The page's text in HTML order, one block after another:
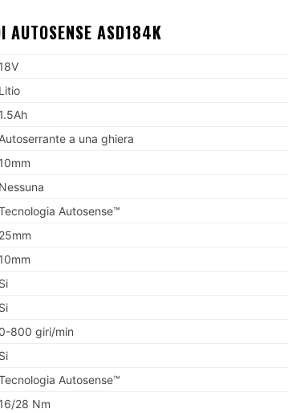
AUTOSENSE ASD184K
18V
Litio
1.5Ah
Autoserrante a una ghiera
10mm
Nessuna
Autosense™
25mm
10mm
Si
Si
800 giri/min
Si
Autosense™
16/28 Nm